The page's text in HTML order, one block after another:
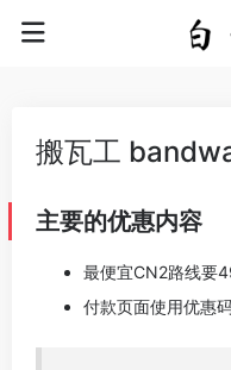
搬瓦工
主要的优惠内容
最便宜CN2路线要
付款页面使用优惠